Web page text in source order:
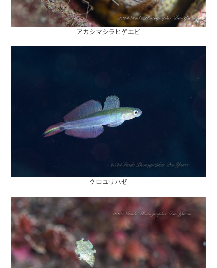
アカシマシラヒゲエビ
クロユリハゼ